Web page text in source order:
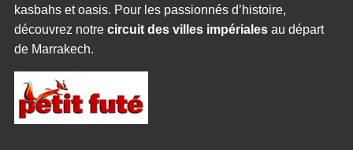
kasbahs et oasis. Pour les passionnés d’histoire,
découvrez notre circuit des villes impérialesau départ
de Marrakech.